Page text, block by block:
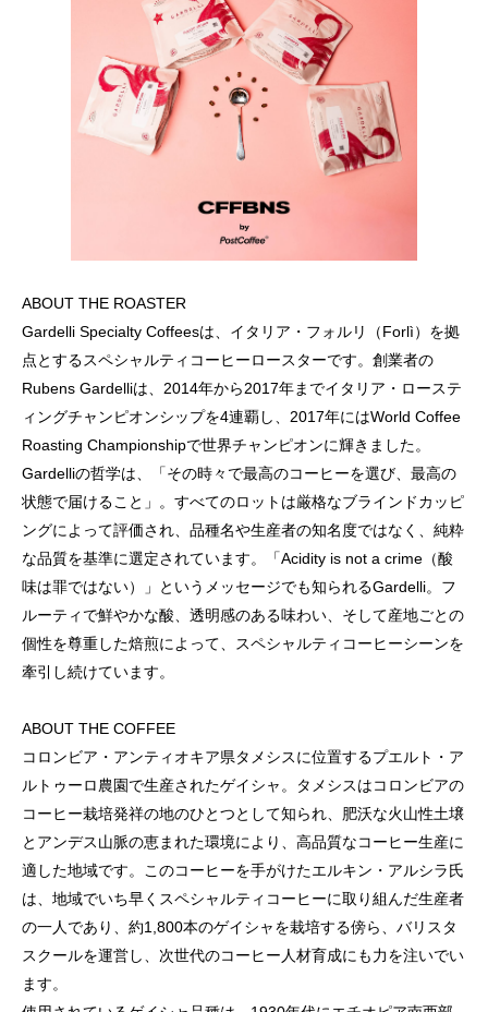
ABOUT THE ROASTER
Gardelli Specialty Coffeesは、イタリア・フォルリ（Forlì）を拠
点とするスペシャルティコーヒーロースターです。創業者の
Rubens Gardelliは、2014年から2017年までイタリア・ローステ
ィングチャンピオンシップを4連覇し、2017年にはWorld Coffee
Roasting Championshipで世界チャンピオンに輝きました。
Gardelliの哲学は、「その時々で最高のコーヒーを選び、最高の
状態で届けること」。すべてのロットは厳格なブラインドカッピ
ングによって評価され、品種名や生産者の知名度ではなく、純粋
な品質を基準に選定されています。「Acidity is not a crime（酸
味は罪ではない）」というメッセージでも知られるGardelli。フ
ルーティで鮮やかな酸、透明感のある味わい、そして産地ごとの
個性を尊重した焙煎によって、スペシャルティコーヒーシーンを
牽引し続けています。
ABOUT THE COFFEE
コロンビア・アンティオキア県タメシスに位置するプエルト・ア
ルトゥーロ農園で生産されたゲイシャ。タメシスはコロンビアの
コーヒー栽培発祥の地のひとつとして知られ、肥沃な火山性土壌
とアンデス山脈の恵まれた環境により、高品質なコーヒー生産に
適した地域です。このコーヒーを手がけたエルキン・アルシラ氏
は、地域でいち早くスペシャルティコーヒーに取り組んだ生産者
の一人であり、約1,800本のゲイシャを栽培する傍ら、バリスタ
スクールを運営し、次世代のコーヒー人材育成にも力を注いでい
ます。